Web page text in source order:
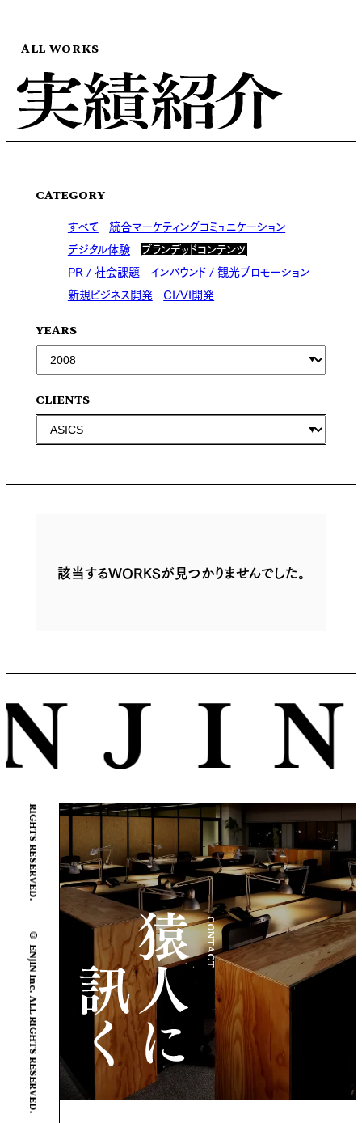
ALL WORKS
CATEGORY
すべて 統合マーケティングコミュニケーション
デジタル体験
ブランデッドコンテンツ
PR / 社会課題 インバウンド / 観光プロモーション
新規ビジネス開発 CI/VI開発
YEARS
CLIENTS
該当するWORKSが見つかりませんでした。
© ENJIN Inc. ALL RIGHTS RESERVED.
© ENJIN Inc. ALL RIGHTS RESERVED.
CONTACT